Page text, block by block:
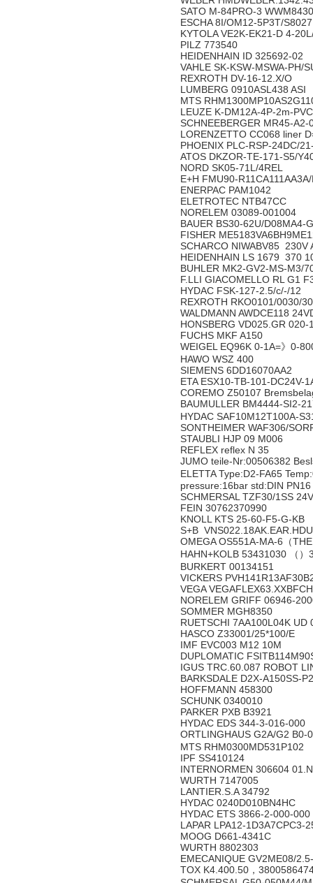
SATO M-84PRO-3
ESCHA 8I/OM12-5P3T/
KYTOLA VE2K-EK21-D 4-
PILZ 773540
HEIDENHAIN ID 325692-02
VAHLE SK-KSW-MSWA-PH/
REXROTH DV-16-12.X/O
LUMBERG 0910ASL438 ASI
MTS
LEUZE K-DM12A-4P-2m-
SCHNEEBERGER MR45-
LORENZETTO CC068 liner
PHOENIX PLC-RSP-24DC/
ATOS DKZOR-TE-171-S5/
NORD SK05-71L/4REL
E+H FMU90-
ENERPAC PAM1042
ELETROTEC NTB47CC
NORELEM 03089-001004
BAUER BS30-62U/D08MA4-
FISHER
SCHARCO NIWABV85 230V
HEIDENHAIN LS 1679 370
BUHLER MK2-GV2-MS-M3/
F.LLI GIACOMELLO RL G1
HYDAC FSK-127-2.5/c/-/12
REXROTH RKO0101/0030/
WALDMANN AWDCE118
HONSBERG VD025.GR
FUCHS MKF A150
WEIGEL EQ96K 0-1A=》0-
HAWO WSZ 400
SIEMENS 6DD16070AA2
ETA ESX10-TB-101-DC24V-
COREMO Z50107
BAUMULLER BM4444-SI2-
HYDAC SAF10M12T100A-
SONTHEIMER WAF306/
STAUBLI HJP 09 M006
REFLEX reflex N 35
JUMO teile-Nr:00506382
ELETTA Type:D2-FA65
pressure:16bar std:DIN
SCHMERSAL TZF30/1SS
FEIN 30762370990
KNOLL KTS 25-60-F5-G-KB
S+B
OMEGA OS551A-MA-6（
HAHN+KOLB 53431030 （）
BURKERT 00134151
VICKERS
VEGA
NORELEM GRIFF 06946-
SOMMER MGH8350
RUETSCHI 7AA100L04K
HASCO Z33001/25*100/E
IMF EVC003 M12 10M
DUPLOMATIC
IGUS TRC.60.087 ROBOT
BARKSDALE D2X-A150SS-
HOFFMANN 458300
SCHUNK 0340010
PARKER PXB B3921
HYDAC EDS 344-3-016-000
ORTLINGHAUS G2A/G2
MTS RHM0300MD531P102
IPF SS410124
INTERNORMEN 306604
WURTH 7147005
LANTIER.S.A 34792
HYDAC 0240D010BN4HC
HYDAC ETS 3866-2-000-
LAPAR LPA12-1D3A7CPC3-
MOOG D661-4341C
WURTH 8802303
EMECANIQUE GV2ME08/
TOX K4.400.50，